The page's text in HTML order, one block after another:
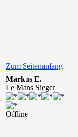
Zum Seitenanfang
Markus E.
Le Mans Sieger
Offline